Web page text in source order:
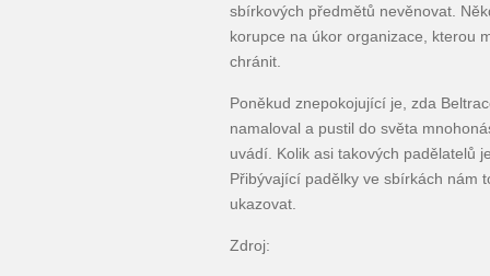
sbírkových předmětů nevěnovat.
korupce na úkor organizace, kterou
chránit.
Poněkud znepokojující je, zda
namaloval a pustil do světa
uvádí. Kolik asi takových padělatelů
Přibývající padělky ve sbírkách nám
ukazovat.
Zdroj: